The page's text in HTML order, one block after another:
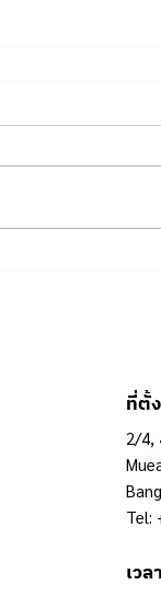
ที่ตั้
2/4,
Tel:
เว